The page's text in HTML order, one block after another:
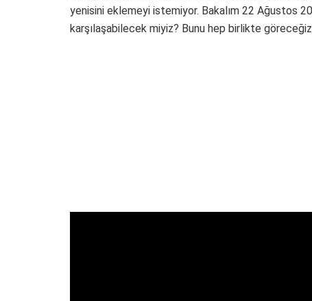
yenisini eklemeyi istemiyor. Bakalım 22 Ağustos
karşılaşabilecek miyiz? Bunu hep birlikte